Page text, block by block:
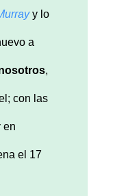
y lo
a
,
con las
en
el 17